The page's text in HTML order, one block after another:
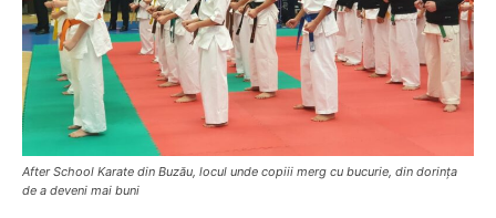
After School Karate din Buzău, locul unde copiii merg cu bucurie, din dorința
de a deveni mai buni